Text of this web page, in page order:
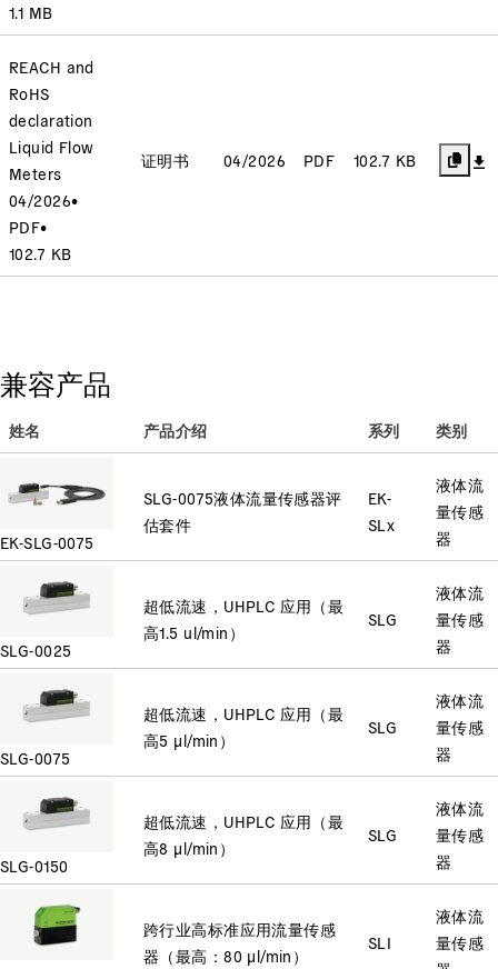
1.1 MB
REACH and
RoHS
declaration
Liquid Flow
Meters
04/2026•
PDF•
102.7 KB
证明书 04/2026 PDF 102.7 KB
兼容产品
姓名 产品介绍 系列 类别
EK-SLG-0075
SLG-0075液体流量传感器评
估套件
EK-
SLx
液体流
量传感
器
SLG-0025
超低流速，UHPLC 应用（最
高1.5 ul/min）
SLG
液体流
量传感
器
SLG-0075
超低流速，UHPLC 应用（最
高5 µl/min）
SLG
液体流
量传感
器
SLG-0150
超低流速，UHPLC 应用（最
高8 µl/min）
SLG
液体流
量传感
器
跨行业高标准应用流量传感
器（最高：80 µl/min）
SLI
液体流
量传感